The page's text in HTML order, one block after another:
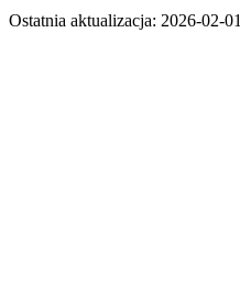
Ostatnia aktualizacja: 2026-02-01